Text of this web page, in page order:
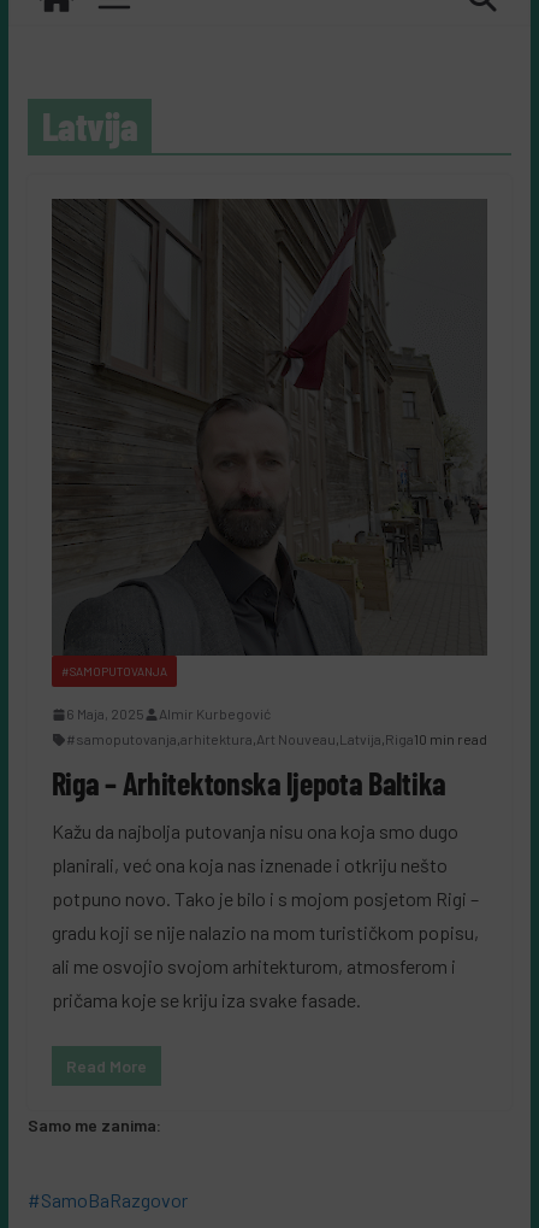
Latvija
#SAMOPUTOVANJA
6 Maja, 2025
Almir Kurbegović
#samoputovanja,arhitektura,Art Nouveau,Latvija,Riga10 min read
Riga – Arhitektonska ljepota Baltika
Kažu da najbolja putovanja nisu ona koja smo dugo
planirali, već ona koja nas iznenade i otkriju nešto
potpuno novo. Tako je bilo i s mojom posjetom Rigi –
gradu koji se nije nalazio na mom turističkom popisu,
ali me osvojio svojom arhitekturom, atmosferom i
pričama koje se kriju iza svake fasade.
Read More
Samo me zanima:
#SamoBaRazgovor